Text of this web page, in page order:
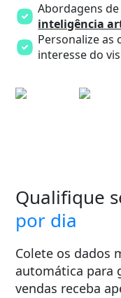
Abordagens
inteligência
Personalize as
interesse do
Qualifique
por dia
Colete os dados
automática para
vendas receba